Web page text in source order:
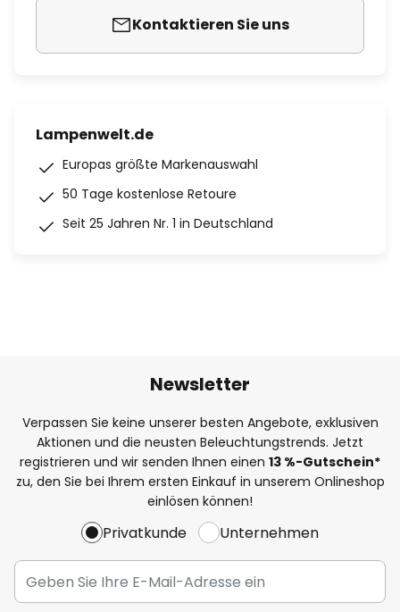
Kontaktieren Sie uns
Lampenwelt.de
Europas größte Markenauswahl
50 Tage kostenlose Retoure
Seit 25 Jahren Nr. 1 in Deutschland
Newsletter
Verpassen Sie keine unserer besten Angebote, exklusiven
Aktionen und die neusten Beleuchtungstrends. Jetzt
registrieren und wir senden Ihnen einen 13 %-Gutschein*
zu, den Sie bei Ihrem ersten Einkauf in unserem Onlineshop
einlösen können!
Privatkunde Unternehmen